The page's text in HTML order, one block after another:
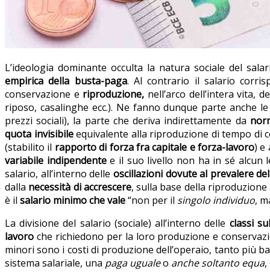
L’ideologia dominante occulta la natura sociale del
empirica della busta-paga. Al contrario il salario
conservazione e riproduzione, nell’arco dell’intera vita,
riposo, casalinghe ecc.). Ne fanno dunque parte anche
prezzi sociali), la parte che deriva indirettamente da
quota invisibileequivalente alla riproduzione di tempo di
(stabilito il rapporto di forza fra capitale e forza-lavoro) e
variabile indipendentee il suo livello non ha in sé alcun
salario, all’interno delle oscillazioni dovute al prevalere
dalla necessità di accrescere, sulla base della
è il salario minimo che vale“non per il singolo individuo,
La divisione del salario (sociale) all’interno delle classi
lavoro che richiedono per la loro produzione e
minori sono i costi di produzione dell’operaio, tanto più
sistema salariale, una paga ugualeo anche soltanto equa,